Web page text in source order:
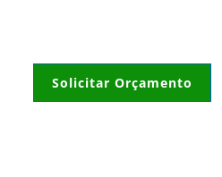
Solicitar Orçamento